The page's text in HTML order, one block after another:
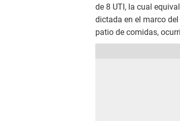
de 8 UTI, la cual
dictada en el marco
patio de comidas,